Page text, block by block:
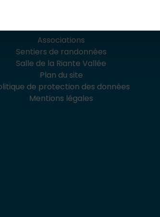
Associations
Sentiers de randonnées
Salle de la Riante Vallée
Plan du site
de protection des données
Mentions légales